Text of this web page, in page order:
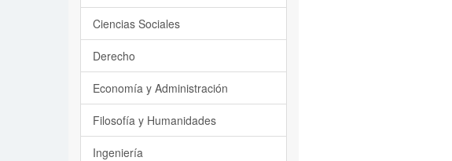
Ciencias Sociales
Derecho
Economía y Administración
Filosofía y Humanidades
Ingeniería